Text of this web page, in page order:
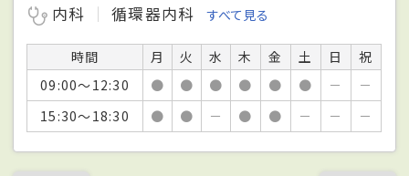
内科
循環器内科 すべて見る
時間 月 火 水 木 金 土 日
祝
09:00～12:30
● ● ● ● ● ● －
－
15:30～18:30
● ● － ● ● － － －